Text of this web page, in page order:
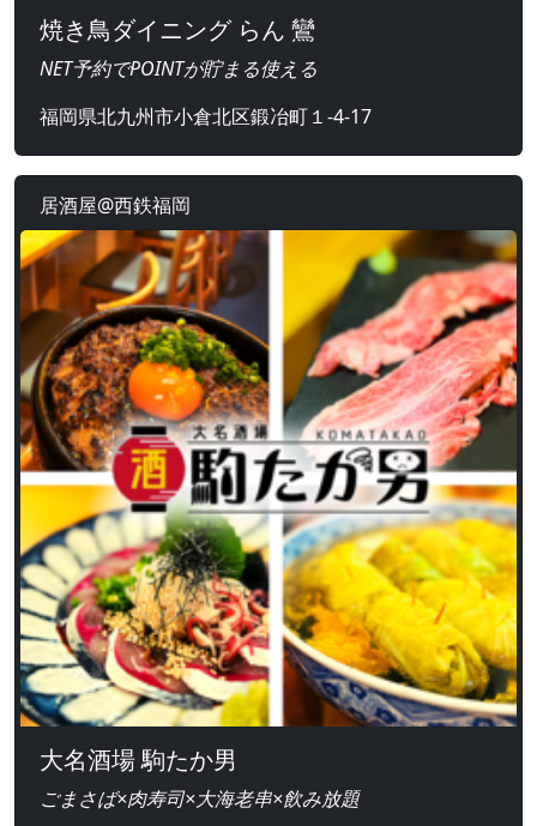
焼き鳥ダイニング らん 鸞
NET予約でPOINTが貯まる使える
福岡県北九州市小倉北区鍛冶町１-4-17
居酒屋@西鉄福岡
大名酒場 駒たか男
ごまさば×肉寿司×大海老串×飲み放題